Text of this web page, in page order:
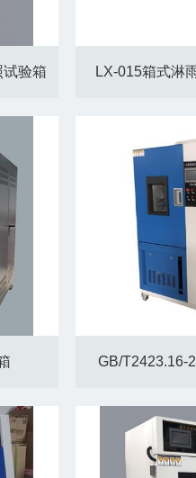
验箱 LX-015箱式淋
GB/T2423.16-